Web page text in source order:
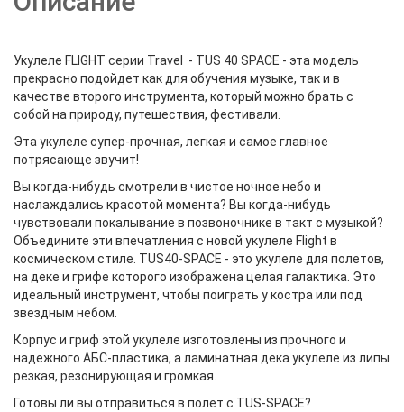
Укулеле FLIGHT серии Travel - TUS 40 SPACE - эта модель
прекрасно подойдет как для обучения музыке, так и в
качестве второго инструмента, который можно брать с
собой на природу, путешествия, фестивали.
Эта укулеле супер-прочная, легкая и самое главное
потрясающе звучит!
Вы когда-нибудь смотрели в чистое ночное небо и
наслаждались красотой момента? Вы когда-нибудь
чувствовали покалывание в позвоночнике в такт с музыкой?
Объедините эти впечатления с новой укулеле Flight в
космическом стиле. TUS40-SPACE - это укулеле для полетов,
на деке и грифе которого изображена целая галактика. Это
идеальный инструмент, чтобы поиграть у костра или под
звездным небом.
Корпус и гриф этой укулеле изготовлены из прочного и
надежного АБС-пластика, а ламинатная дека укулеле из липы
резкая, резонирующая и громкая.
Готовы ли вы отправиться в полет с TUS-SPACE?